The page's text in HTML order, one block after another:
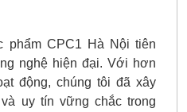
phẩm CPC1 Hà Nội tiên
nghệ hiện đại. Với hơn
động, chúng tôi đã xây
uy tín vững chắc trong